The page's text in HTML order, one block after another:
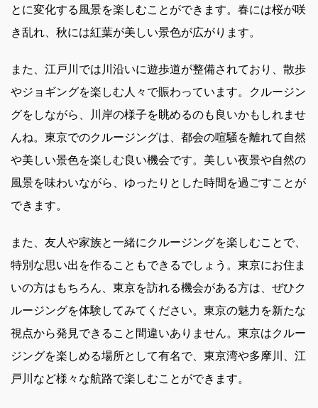
とに変化する風景を楽しむことができます。春には桜が咲
き乱れ、秋には紅葉が美しい景色が広がります。
また、江戸川では川沿いに遊歩道が整備されており、散歩
やジョギングを楽しむ人々で賑わっています。クルージン
グをしながら、川岸の様子を眺めるのも良いかもしれませ
んね。東京でのクルージングは、都会の喧騒を離れて自然
や美しい景色を楽しむ良い機会です。美しい夜景や自然の
風景を味わいながら、ゆったりとした時間を過ごすことが
できます。
また、友人や家族と一緒にクルージングを楽しむことで、
特別な思い出を作ることもできるでしょう。東京にお住ま
いの方はもちろん、東京を訪れる機会がある方は、ぜひク
ルージングを体験してみてください。東京の魅力を新たな
視点から発見できること間違いありません。東京はクルー
ジングを楽しめる場所として有名で、東京湾や多摩川、江
戸川など様々な航路で楽しむことができます。